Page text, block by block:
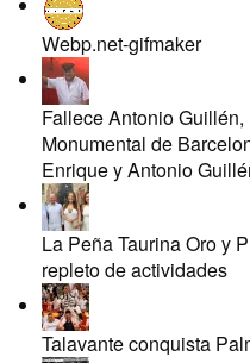
Webp.net-gifmaker
Fallece Antonio
Monumental de
Enrique y Antonio
La Peña Taurina Oro y
repleto de actividades
Talavante conquista